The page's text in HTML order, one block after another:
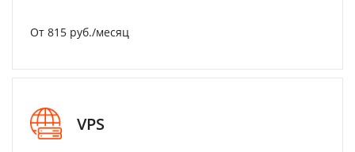
От 815 руб./месяц
VPS